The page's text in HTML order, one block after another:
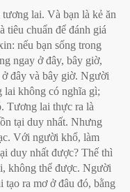
lai. Và bạn là kẻ ăn
tiêu chuẩn để đánh giá
nếu bạn sống trong
ngay ở đây, bây giờ,
đây và bây giờ. Người
lai không có nghĩa gì;
Tương lai thực ra là
tại duy nhất. Nhưng
Với người khổ, làm
duy nhất được? Thế thì
không thể được. Người
ra mơ ở đâu đó, bằng